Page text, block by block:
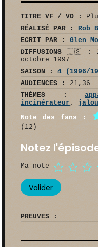
TITRE VF / VO :
RÉALISÉ PAR :
Rob
ECRIT PAR :
Glen
DIFFUSIONS
🇺🇸 :
octobre 1997
SAISON :
4 (1996/
AUDIENCES :
21,36
THÈMES :
incinérateur ,
Note des fans :
(12)
Notez
Ma note
PREUVES :